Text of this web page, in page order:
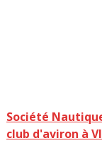
Société
club d'aviron à